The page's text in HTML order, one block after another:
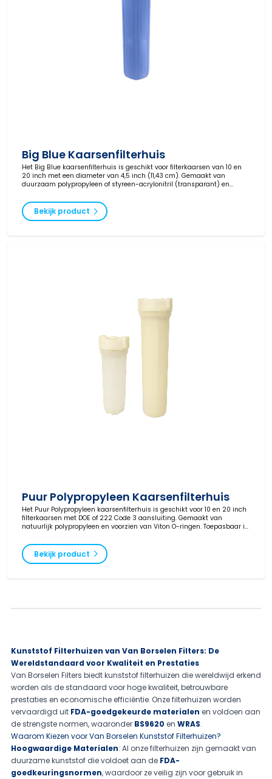
Big Blue Kaarsenfilterhuis
Het Big Blue kaarsenfilterhuis is geschikt voor filterkaarsen van 10 en
20 inch met een diameter van 4,5 inch (11,43 cm). Gemaakt van
duurzaam polypropyleen of styreen-acrylonitril (transparant) en
Bekijk product
Puur Polypropyleen Kaarsenfilterhuis
Het Puur Polypropyleen kaarsenfilterhuis is geschikt voor 10 en 20 inch
filterkaarsen met DOE of 222 Code 3 aansluiting. Gemaakt van
natuurlijk polypropyleen en voorzien van Viton O-ringen. Toepasbaar in
Bekijk product
Kunststof Filterhuizen van Van Borselen Filters: De
Wereldstandaard voor Kwaliteit en Prestaties
Van Borselen Filters biedt kunststof filterhuizen die wereldwijd erkend
worden als de standaard voor hoge kwaliteit, betrouwbare
prestaties en economische efficiëntie. Onze filterhuizen worden
vervaardigd uit FDA-goedgekeurde materialen en voldoen aan
de strengste normen, waaronder BS9620 en WRAS.
Waarom Kiezen voor Van Borselen Kunststof Filterhuizen?
Hoogwaardige Materialen: Al onze filterhuizen zijn gemaakt van
duurzame kunststof die voldoet aan de FDA-
goedkeuringsnormen, waardoor ze veilig zijn voor gebruik in